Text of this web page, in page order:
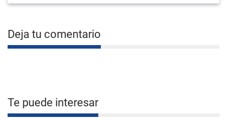
Deja tu comentario
Te puede interesar